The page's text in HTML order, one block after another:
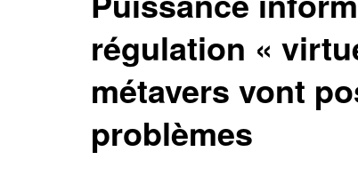
régulation «
métavers vont
problèmes